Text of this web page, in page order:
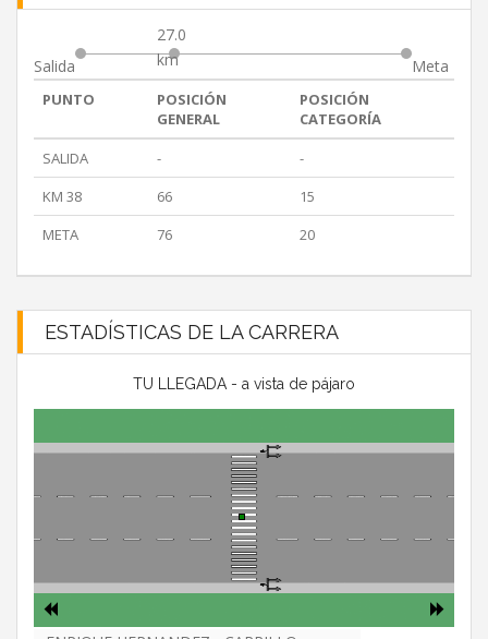
Salida
27.0
km
Meta
PUNTO
POSICIÓN
GENERAL
POSICIÓN
CATEGORÍA
SALIDA
-
-
KM 38
66
15
META
76 20
ESTADÍSTICAS DE LA CARRERA
TU LLEGADA - a vista de pájaro